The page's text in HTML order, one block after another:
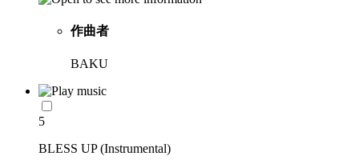
作曲者
BAKU
5
BLESS UP (Instrumental)